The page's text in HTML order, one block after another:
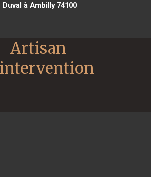
Duval à Ambilly 74100
Artisan